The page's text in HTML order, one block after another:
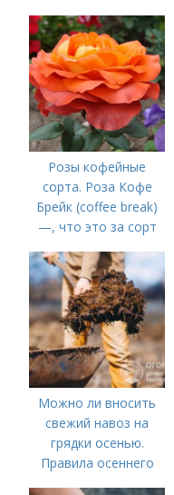
Розы кофейные
сорта. Роза Кофе
Брейк (coffee break)
—, что это за сорт
Можно ли вносить
свежий навоз на
грядки осенью.
Правила осеннего